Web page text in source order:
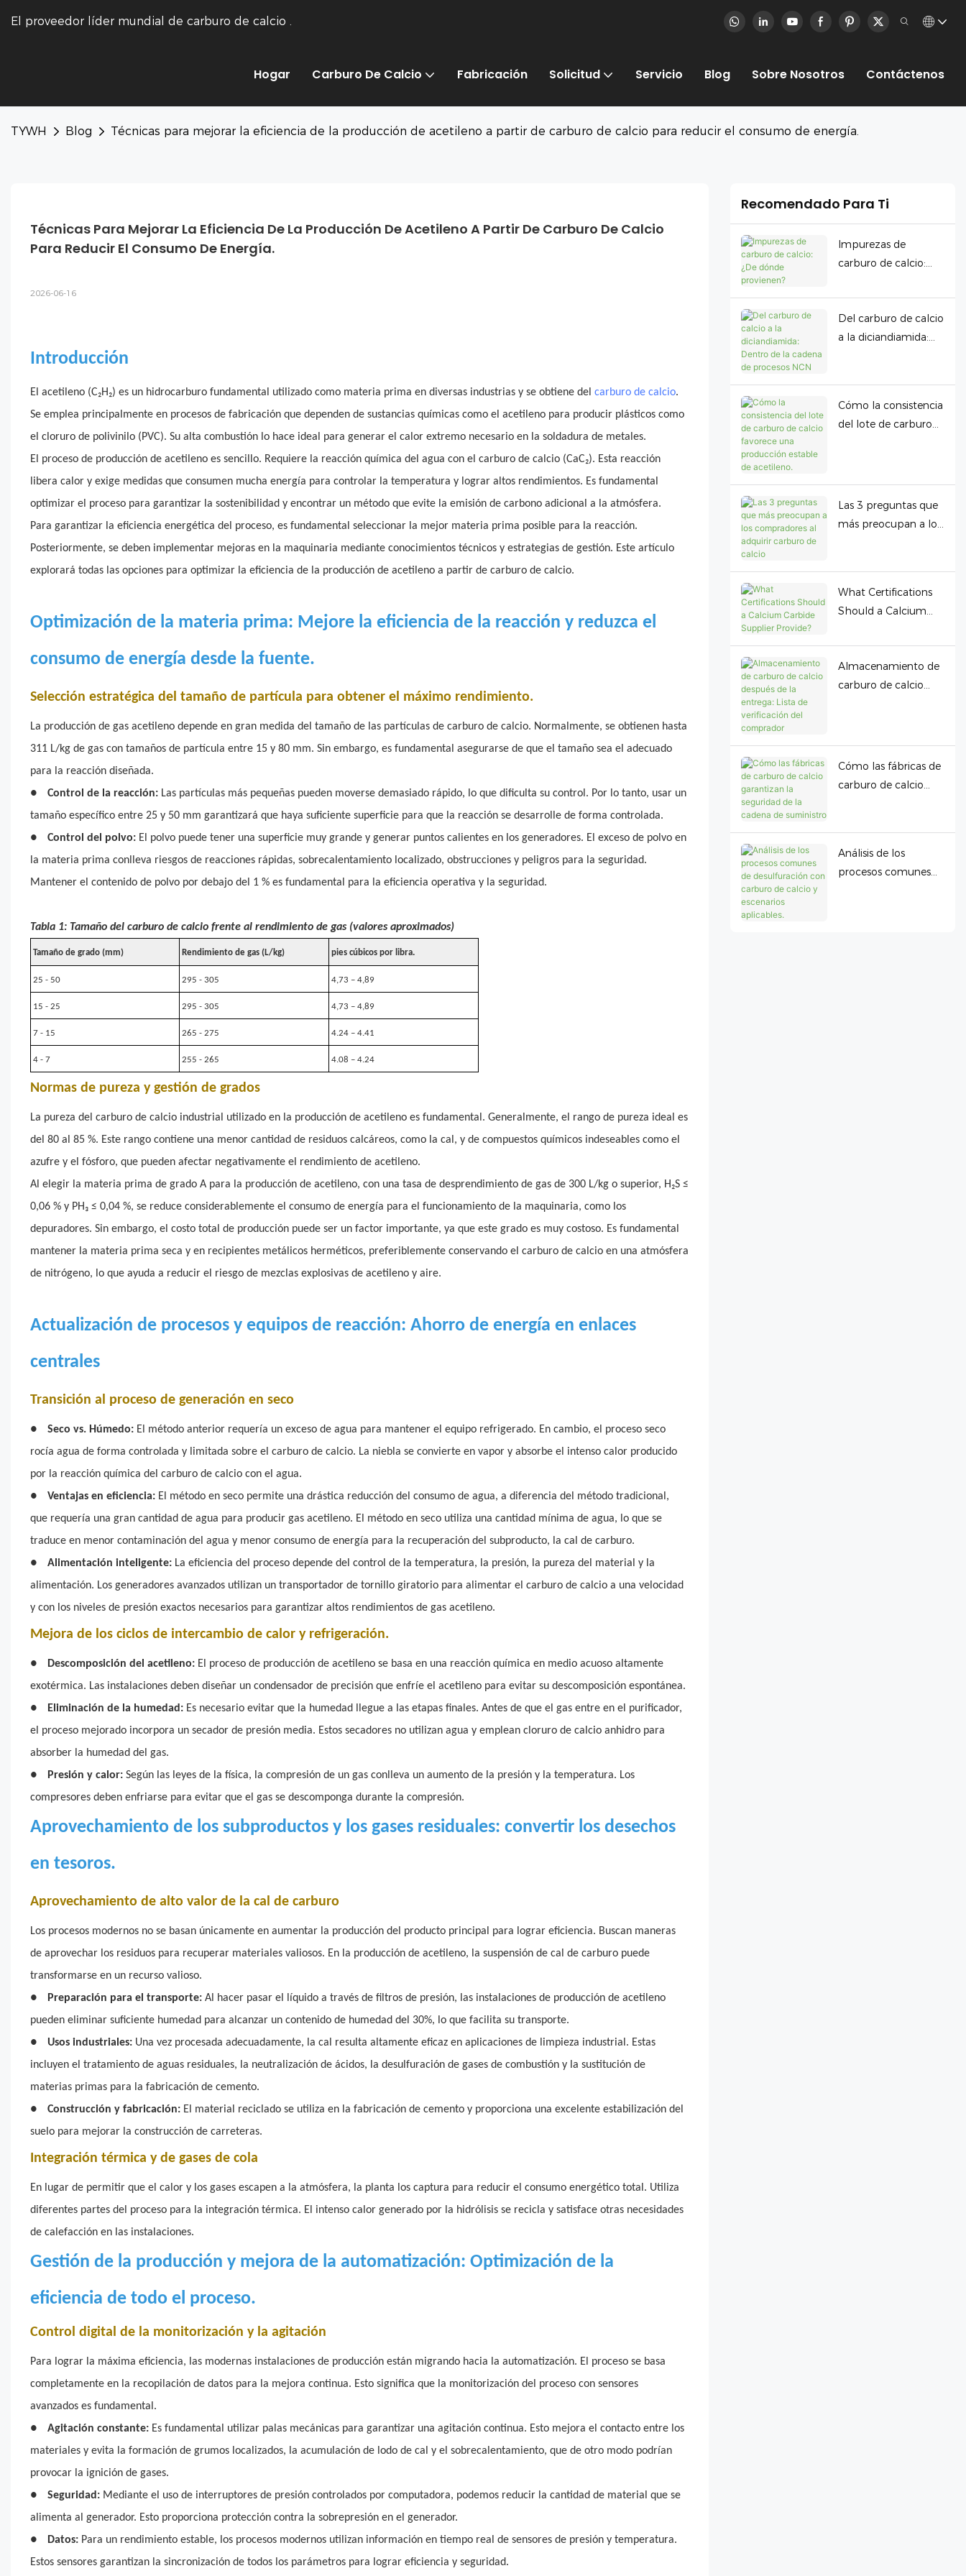
El proveedor líder mundial de carburo de calcio .
Hogar Carburo De Calcio Fabricación Solicitud Servicio Blog Sobre Nosotros Contáctenos
TYWH Blog Técnicas para mejorar la eficiencia de la producción de acetileno a partir de carburo de calcio para reducir el consumo de energía.
Técnicas Para Mejorar La Eficiencia De La Producción De Acetileno A Partir De Carburo De Calcio
Para Reducir El Consumo De Energía.
2026-06-16
Introducción
El acetileno (C₂H₂) es un hidrocarburo fundamental utilizado como materia prima en diversas industrias y se obtiene del carburo de calcio.
Se emplea principalmente en procesos de fabricación que dependen de sustancias químicas como el acetileno para producir plásticos como
el cloruro de polivinilo (PVC). Su alta combustión lo hace ideal para generar el calor extremo necesario en la soldadura de metales.
El proceso de producción de acetileno es sencillo. Requiere la reacción química del agua con el carburo de calcio (CaC₂). Esta reacción
libera calor y exige medidas que consumen mucha energía para controlar la temperatura y lograr altos rendimientos. Es fundamental
optimizar el proceso para garantizar la sostenibilidad y encontrar un método que evite la emisión de carbono adicional a la atmósfera.
Para garantizar la eficiencia energética del proceso, es fundamental seleccionar la mejor materia prima posible para la reacción.
Posteriormente, se deben implementar mejoras en la maquinaria mediante conocimientos técnicos y estrategias de gestión. Este artículo
explorará todas las opciones para optimizar la eficiencia de la producción de acetileno a partir de carburo de calcio.
Optimización de la materia prima: Mejore la eficiencia de la reacción y reduzca el
consumo de energía desde la fuente.
Selección estratégica del tamaño de partícula para obtener el máximo rendimiento.
La producción de gas acetileno depende en gran medida del tamaño de las partículas de carburo de calcio. Normalmente, se obtienen hasta
311 L/kg de gas con tamaños de partícula entre 15 y 80 mm. Sin embargo, es fundamental asegurarse de que el tamaño sea el adecuado
para la reacción diseñada.
●
Control de la reacción:Las partículas más pequeñas pueden moverse demasiado rápido, lo que dificulta su control. Por lo tanto, usar un
tamaño específico entre 25 y 50 mm garantizará que haya suficiente superficie para que la reacción se desarrolle de forma controlada.
●
Control del polvo:El polvo puede tener una superficie muy grande y generar puntos calientes en los generadores. El exceso de polvo en
la materia prima conlleva riesgos de reacciones rápidas, sobrecalentamiento localizado, obstrucciones y peligros para la seguridad.
Mantener el contenido de polvo por debajo del 1 % es fundamental para la eficiencia operativa y la seguridad.
Tabla 1: Tamaño del carburo de calcio frente al rendimiento de gas (valores aproximados)
Tamaño de grado (mm) Rendimiento de gas (L/kg) pies cúbicos por libra.
25 - 50 295 - 305 4,73 – 4,89
15 - 25 295 - 305 4,73 – 4,89
7 - 15 265 - 275 4.24 – 4.41
4 - 7 255 - 265 4.08 – 4.24
Normas de pureza y gestión de grados
La pureza del carburo de calcio industrial utilizado en la producción de acetileno es fundamental. Generalmente, el rango de pureza ideal es
del 80 al 85 %. Este rango contiene una menor cantidad de residuos calcáreos, como la cal, y de compuestos químicos indeseables como el
azufre y el fósforo, que pueden afectar negativamente el rendimiento de acetileno.
Al elegir la materia prima de grado A para la producción de acetileno, con una tasa de desprendimiento de gas de 300 L/kg o superior, H₂S ≤
0,06 % y PH₃ ≤ 0,04 %, se reduce considerablemente el consumo de energía para el funcionamiento de la maquinaria, como los
depuradores. Sin embargo, el costo total de producción puede ser un factor importante, ya que este grado es muy costoso. Es fundamental
mantener la materia prima seca y en recipientes metálicos herméticos, preferiblemente conservando el carburo de calcio en una atmósfera
de nitrógeno, lo que ayuda a reducir el riesgo de mezclas explosivas de acetileno y aire.
Actualización de procesos y equipos de reacción: Ahorro de energía en enlaces
centrales
Transición al proceso de generación en seco
● Seco vs. Húmedo:El método anterior requería un exceso de agua para mantener el equipo refrigerado. En cambio, el proceso seco
rocía agua de forma controlada y limitada sobre el carburo de calcio. La niebla se convierte en vapor y absorbe el intenso calor producido
por la reacción química del carburo de calcio con el agua.
●
Ventajas en eficiencia:El método en seco permite una drástica reducción del consumo de agua, a diferencia del método tradicional,
que requería una gran cantidad de agua para producir gas acetileno. El método en seco utiliza una cantidad mínima de agua, lo que se
traduce en menor contaminación del agua y menor consumo de energía para la recuperación del subproducto, la cal de carburo.
●
Alimentación inteligente:La eficiencia del proceso depende del control de la temperatura, la presión, la pureza del material y la
alimentación. Los generadores avanzados utilizan un transportador de tornillo giratorio para alimentar el carburo de calcio a una velocidad
y con los niveles de presión exactos necesarios para garantizar altos rendimientos de gas acetileno.
Mejora de los ciclos de intercambio de calor y refrigeración.
● Descomposición del acetileno:El proceso de producción de acetileno se basa en una reacción química en medio acuoso altamente
exotérmica. Las instalaciones deben diseñar un condensador de precisión que enfríe el acetileno para evitar su descomposición espontánea.
●
Eliminación de la humedad:Es necesario evitar que la humedad llegue a las etapas finales. Antes de que el gas entre en el purificador,
el proceso mejorado incorpora un secador de presión media. Estos secadores no utilizan agua y emplean cloruro de calcio anhidro para
absorber la humedad del gas.
●
Presión y calor:Según las leyes de la física, la compresión de un gas conlleva un aumento de la presión y la temperatura. Los
compresores deben enfriarse para evitar que el gas se descomponga durante la compresión.
Aprovechamiento de los subproductos y los gases residuales: convertir los desechos
en tesoros.
Aprovechamiento de alto valor de la cal de carburo
Los procesos modernos no se basan únicamente en aumentar la producción del producto principal para lograr eficiencia. Buscan maneras
de aprovechar los residuos para recuperar materiales valiosos. En la producción de acetileno, la suspensión de cal de carburo puede
transformarse en un recurso valioso.
●
Preparación para el transporte:Al hacer pasar el líquido a través de filtros de presión, las instalaciones de producción de acetileno
pueden eliminar suficiente humedad para alcanzar un contenido de humedad del 30%, lo que facilita su transporte.
●
Usos industriales:Una vez procesada adecuadamente, la cal resulta altamente eficaz en aplicaciones de limpieza industrial. Estas
incluyen el tratamiento de aguas residuales, la neutralización de ácidos, la desulfuración de gases de combustión y la sustitución de
materias primas para la fabricación de cemento.
●
Construcción y fabricación:El material reciclado se utiliza en la fabricación de cemento y proporciona una excelente estabilización del
suelo para mejorar la construcción de carreteras.
Integración térmica y de gases de cola
En lugar de permitir que el calor y los gases escapen a la atmósfera, la planta los captura para reducir el consumo energético total. Utiliza
diferentes partes del proceso para la integración térmica. El intenso calor generado por la hidrólisis se recicla y satisface otras necesidades
de calefacción en las instalaciones.
Gestión de la producción y mejora de la automatización: Optimización de la
eficiencia de todo el proceso.
Control digital de la monitorización y la agitación
Para lograr la máxima eficiencia, las modernas instalaciones de producción están migrando hacia la automatización. El proceso se basa
completamente en la recopilación de datos para la mejora continua. Esto significa que la monitorización del proceso con sensores
avanzados es fundamental.
●
Agitación constante:Es fundamental utilizar palas mecánicas para garantizar una agitación continua. Esto mejora el contacto entre los
materiales y evita la formación de grumos localizados, la acumulación de lodo de cal y el sobrecalentamiento, que de otro modo podrían
provocar la ignición de gases.
●
Seguridad:Mediante el uso de interruptores de presión controlados por computadora, podemos reducir la cantidad de material que se
alimenta al generador. Esto proporciona protección contra la sobrepresión en el generador.
●
Datos:Para un rendimiento estable, los procesos modernos utilizan información en tiempo real de sensores de presión y temperatura.
Estos sensores garantizan la sincronización de todos los parámetros para lograr eficiencia y seguridad.
Recomendado Para Ti
Impurezas de
carburo de calcio:
provienen?
Del carburo de calcio
a la diciandiamida:
Cómo la consistencia
del lote de carburo
Las 3 preguntas que
más preocupan a los
What Certifications
Should a Calcium
Provide?
Almacenamiento de
carburo de calcio
comprador
Cómo las fábricas de
carburo de calcio
Análisis de los
procesos comunes